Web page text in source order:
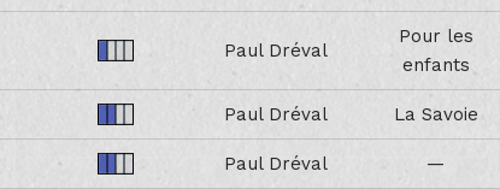
Paul Dréval
Pour les
enfants
Paul Dréval La Savoie
Paul Dréval —